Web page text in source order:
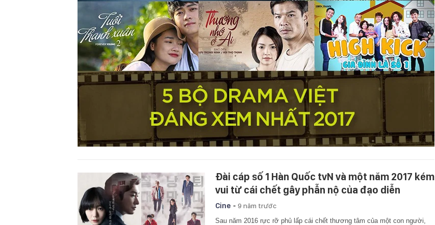
Đài cáp số 1 Hàn Quốc tvN và một năm 2017 kém
vui từ cái chết gây phẫn nộ của đạo diễn
Cine - 9 năm trước
Sau năm 2016 rực rỡ phủ lấp cái chết thương tâm của một con người,